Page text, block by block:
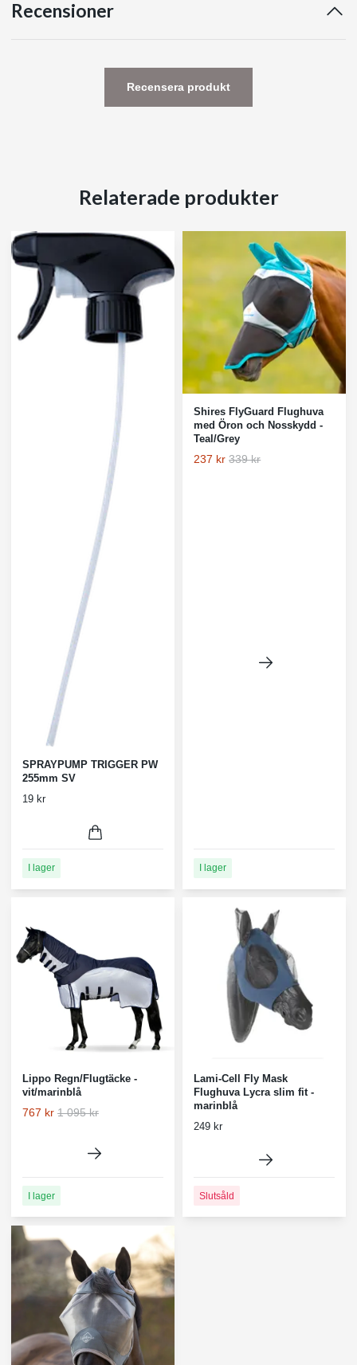
Recensioner
Recensera produkt
Relaterade produkter
SPRAYPUMP TRIGGER PW
255mm SV
19 kr
I lager
Shires FlyGuard Flughuva
med Öron och Nosskydd -
Teal/Grey
237 kr 339 kr
I lager
Lippo Regn/Flugtäcke -
vit/marinblå
767 kr 1 095 kr
I lager
Lami-Cell Fly Mask
Flughuva Lycra slim fit -
marinblå
249 kr
Slutsåld